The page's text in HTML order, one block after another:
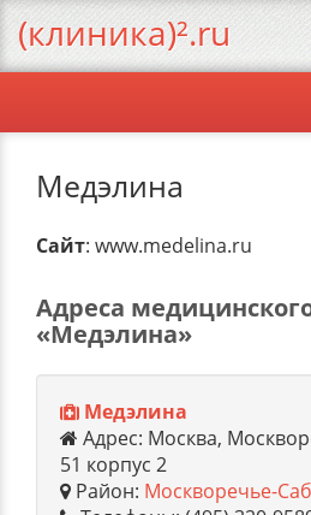
Медэлина
Сайт: www.medelina.ru
Адреса
«Медэлина»
Медэлина
Адрес: Москва,
51 корпус 2
Район: Москворечье-
(клиника)².ru